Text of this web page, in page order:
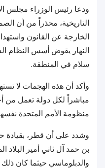
ودعا رئيس الوزراء مجلس
التاريخية، محذراً من أن
الخارجة عن القانون
النهار يقوض أسس النظام
سلام في المنطقة.
وأكد أن هذه الهجمات لا
مباشراً لكل دولة تعمل من
منظومة الأمم المتحدة
وشدد على أن قطر،
بن حمد آل ثاني أمير البلاد
والدبلوماسي حيثما كان ذلك